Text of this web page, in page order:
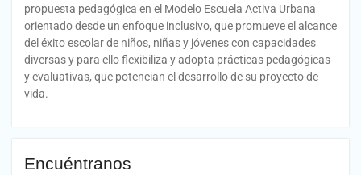
propuesta pedagógica en el Modelo Escuela Activa Urbana
orientado desde un enfoque inclusivo, que promueve el alcance
del éxito escolar de niños, niñas y jóvenes con capacidades
diversas y para ello flexibiliza y adopta prácticas pedagógicas
y evaluativas, que potencian el desarrollo de su proyecto de
vida.
Encuéntranos